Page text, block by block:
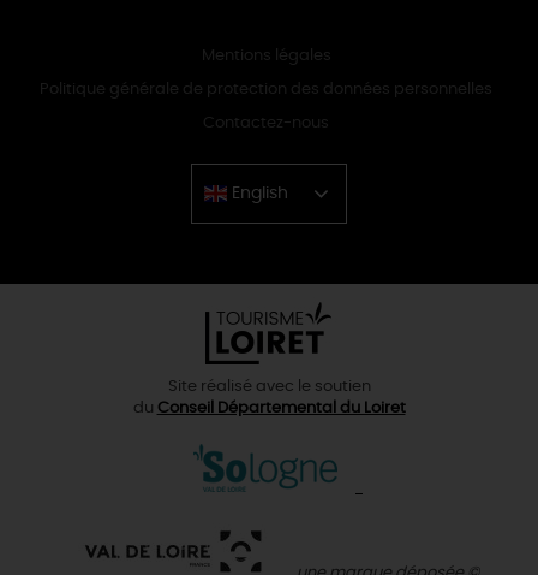
Mentions légales
Politique générale de protection des données personnelles
Contactez-nous
English
Chinese
Site réalisé avec le soutien
du Conseil Départemental du Loiret